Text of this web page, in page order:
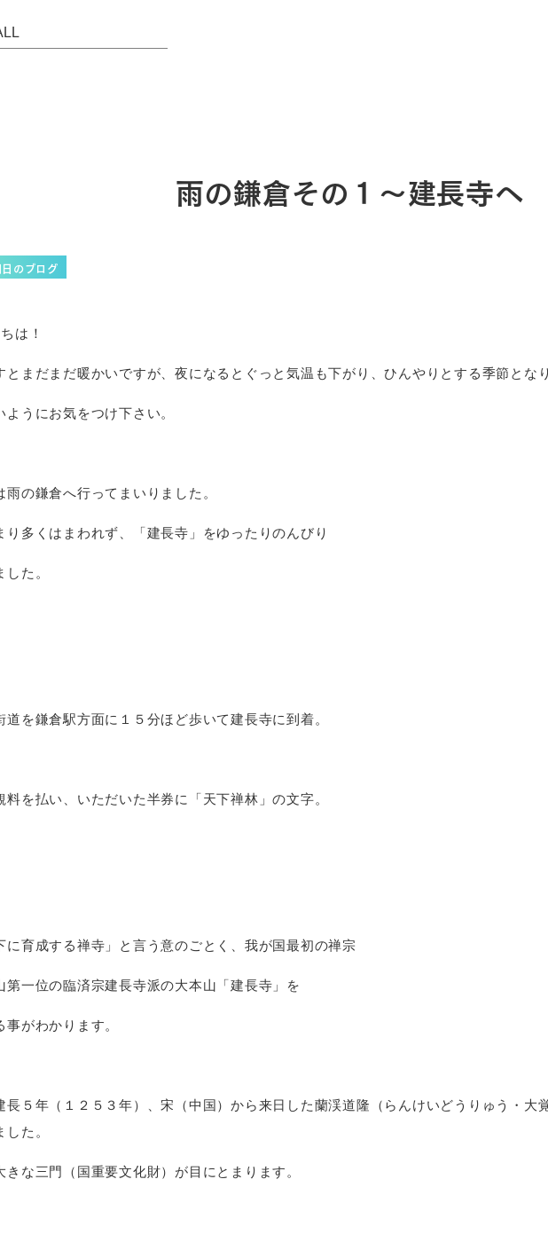
雨の鎌倉その１～建長寺へ
のブログ
は！
とまだまだ暖かいですが、夜になるとぐっと気温も下がり、ひんやりとする季節とな
ようにお気をつけ下さい。
雨の鎌倉へ行ってまいりました。
り多くはまわれず、「建長寺」をゆったりのんびり
た。
道を鎌倉駅方面に１５分ほど歩いて建長寺に到着。
料を払い、いただいた半券に「天下禅林」の文字。
に育成する禅寺」と言う意のごとく、我が国最初の禅宗
第一位の臨済宗建長寺派の大本山「建長寺」を
がわかります。
長５年（１２５３年）、宋（中国）から来日した蘭渓道隆（らんけいどうりゅう・
た。
きな三門（国重要文化財）が目にとまります。